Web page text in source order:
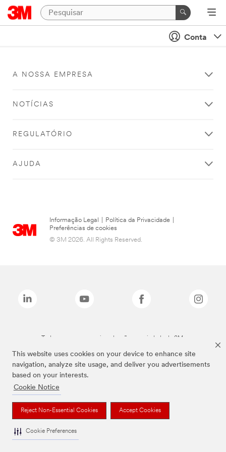
This website uses cookies on your device to enhance site
navigation, analyze site usage, and deliver you advertisements
based on your interests.
Cookie Notice
Reject Non-Essential Cookies Accept Cookies
Cookie Preferences
Conta
A NOSSA EMPRESA
NOTÍCIAS
REGULATÓRIO
AJUDA
Informação Legal Política da Privacidade
Preferências de cookies
© 3M 2026. All Rights Reserved.
Todas as marcas mencionadas são propriedade da 3M.